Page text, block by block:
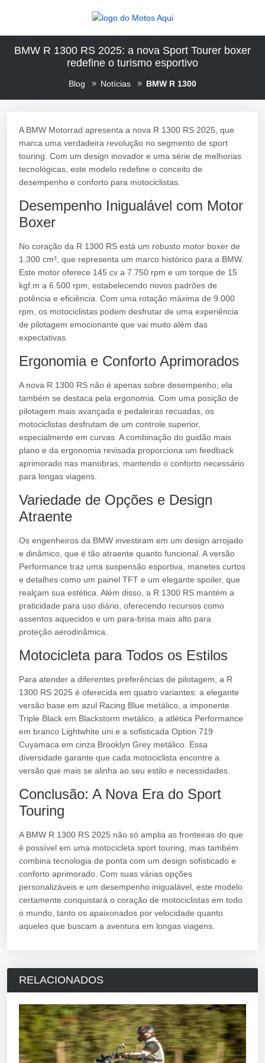
BMW R 1300 RS 2025: a nova Sport Tourer boxer
redefine o turismo esportivo
Blog Notícias BMW R 1300
A BMW Motorrad apresenta a nova R 1300 RS 2025, que
marca uma verdadeira revolução no segmento de sport
touring. Com um design inovador e uma série de melhorias
tecnológicas, este modelo redefine o conceito de
desempenho e conforto para motociclistas.
Desempenho Inigualável com Motor
Boxer
No coração da R 1300 RS está um robusto motor boxer de
1.300 cm³, que representa um marco histórico para a BMW.
Este motor oferece 145 cv a 7.750 rpm e um torque de 15
kgf.m a 6.500 rpm, estabelecendo novos padrões de
potência e eficiência. Com uma rotação máxima de 9.000
rpm, os motociclistas podem desfrutar de uma experiência
de pilotagem emocionante que vai muito além das
expectativas.
Ergonomia e Conforto Aprimorados
A nova R 1300 RS não é apenas sobre desempenho; ela
também se destaca pela ergonomia. Com uma posição de
pilotagem mais avançada e pedaleiras recuadas, os
motociclistas desfrutam de um controle superior,
especialmente em curvas. A combinação do guidão mais
plano e da ergonomia revisada proporciona um feedback
aprimorado nas manobras, mantendo o conforto necessário
para longas viagens.
Variedade de Opções e Design
Atraente
Os engenheiros da BMW investiram em um design arrojado
e dinâmico, que é tão atraente quanto funcional. A versão
Performance traz uma suspensão esportiva, manetes curtos
e detalhes como um painel TFT e um elegante spoiler, que
realçam sua estética. Além disso, a R 1300 RS mantém a
praticidade para uso diário, oferecendo recursos como
assentos aquecidos e um para-brisa mais alto para
proteção aerodinâmica.
Motocicleta para Todos os Estilos
Para atender a diferentes preferências de pilotagem, a R
1300 RS 2025 é oferecida em quatro variantes: a elegante
versão base em azul Racing Blue metálico, a imponente
Triple Black em Blackstorm metálico, a atlética Performance
em branco Lightwhite uni e a sofisticada Option 719
Cuyamaca em cinza Brooklyn Grey metálico. Essa
diversidade garante que cada motociclista encontre a
versão que mais se alinha ao seu estilo e necessidades.
Conclusão: A Nova Era do Sport
Touring
A BMW R 1300 RS 2025 não só amplia as fronteiras do que
é possível em uma motocicleta sport touring, mas também
combina tecnologia de ponta com um design sofisticado e
conforto aprimorado. Com suas várias opções
personalizáveis e um desempenho inigualável, este modelo
certamente conquistará o coração de motociclistas em todo
o mundo, tanto os apaixonados por velocidade quanto
aqueles que buscam a aventura em longas viagens.
RELACIONADOS